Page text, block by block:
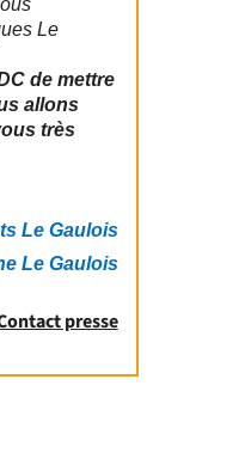
Le
de mettre
allons
très
Le Gaulois
Le Gaulois
presse